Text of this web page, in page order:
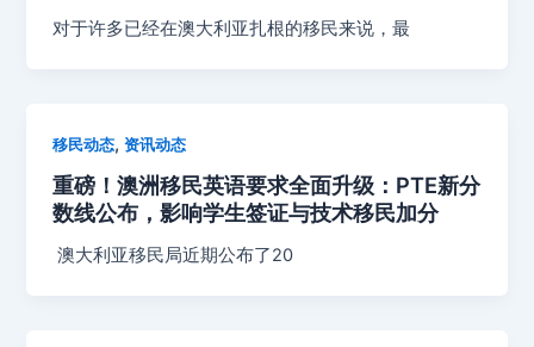
对于许多已经在澳大利亚扎根的移民来说，最
移民动态,资讯动态
重磅！澳洲移民英语要求全面升级：PTE新分
数线公布，影响学生签证与技术移民加分
澳大利亚移民局近期公布了20